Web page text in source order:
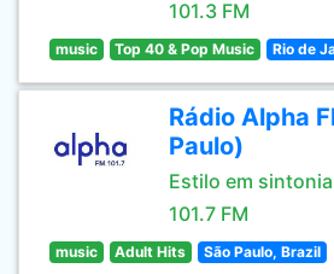
101.3 FM
music Top 40 & Pop Music Rio de
Rádio Alpha
Paulo)
Estilo em
101.7 FM
music Adult Hits São Paulo, Brazil